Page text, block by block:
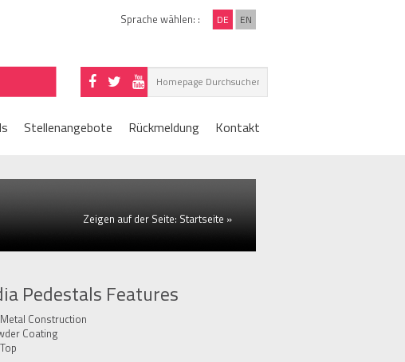
Sprache wählen: : DE EN
Stellenangebote Rückmeldung Kontakt
Zeigen auf der Seite: Startseite »
Pedestals Features
Construction
Coating